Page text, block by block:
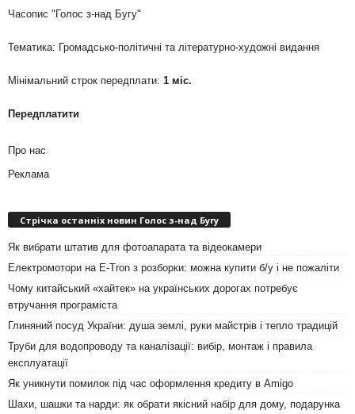
Часопис "Голос з-над Бугу"
Тематика: Громадсько-політичні та літературно-художні видання
Мінімальний строк передплати: 1 міс.
Передплатити
Про нас
Реклама
Стрічка останніх новин Голос з-над Бугу
Як вибрати штатив для фотоапарата та відеокамери
Електромотори на E-Tron з розборки: можна купити б/у і не пожаліти
Чому китайський «хайтек» на українських дорогах потребує
втручання програміста
Глиняний посуд України: душа землі, руки майстрів і тепло традицій
Труби для водопроводу та каналізації: вибір, монтаж і правила
експлуатації
Як уникнути помилок під час оформлення кредиту в Amigo
Шахи, шашки та нарди: як обрати якісний набір для дому, подарунка